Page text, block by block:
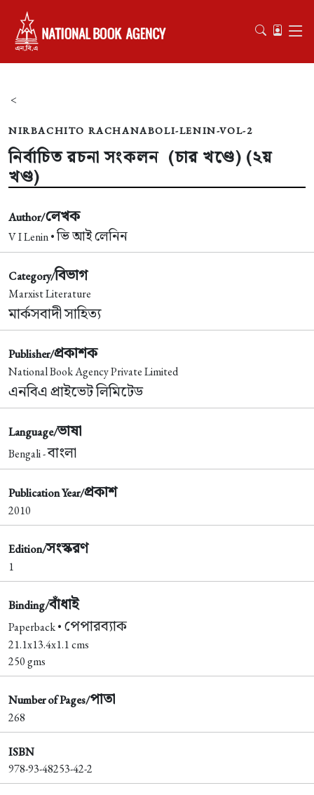
<
NIRBACHITO RACHANABOLI-LENIN-VOL-2
নির্বাচিত রচনা সংকলন (চার খণ্ডে) (২য়
খণ্ড)
Author/লেখক
V I Lenin •ভি আই লেনিন
Category/বিভাগ
Marxist Literature
মার্কসবাদী সাহিত্য
Publisher/প্রকাশক
National Book Agency Private Limited
এনবিএ প্রাইভেট লিমিটেড
Language/ভাষা
Bengali -বাংলা
Publication Year/প্রকাশ
2010
Edition/সংস্করণ
1
Binding/বাঁধাই
Paperback • পেপারব্যাক
21.1x13.4x1.1 cms
250 gms
Number of Pages/পাতা
268
ISBN
978-93-48253-42-2